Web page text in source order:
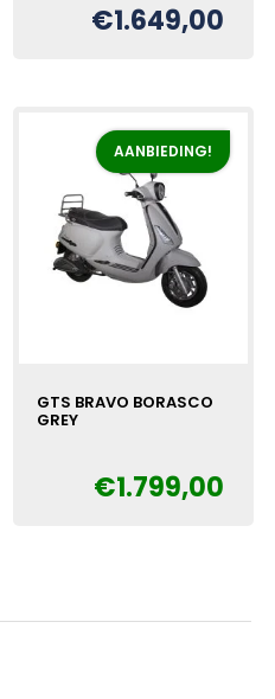
€1.649,00
AANBIEDING!
GTS BRAVO BORASCO
GREY
Oorspronkelijke
€1.799,00
Huidige